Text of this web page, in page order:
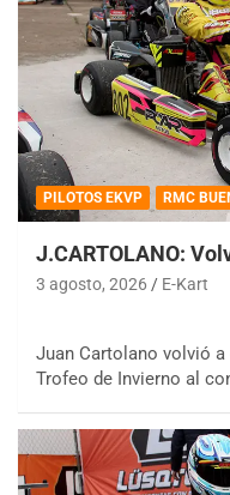
PILOTOS EKVP RMC
J.CARTOLANO:
3 agosto, 2026 E-Kart
Juan Cartolano volvió
Trofeo de Invierno al